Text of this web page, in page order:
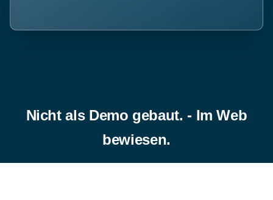
Nicht als Demo gebaut. - Im Web
bewiesen.